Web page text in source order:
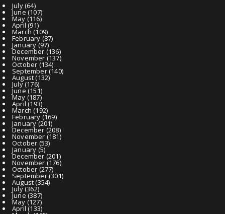
July(64)
June(107)
May (116)
April (91)
March (109)
February (87)
January(97)
December (136)
November (137)
October (134)
September(140)
August(132)
July(176)
June(151)
May (187)
April (193)
March (192)
February (169)
January(201)
December (208)
November (181)
October (53)
January (5)
December(201)
November (176)
October (277)
September(301)
August(354)
July(362)
June(387)
May (127)
April (133)